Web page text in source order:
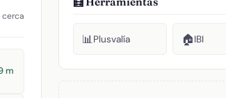
cerca
m
📊Plusvalía 🏠IBI